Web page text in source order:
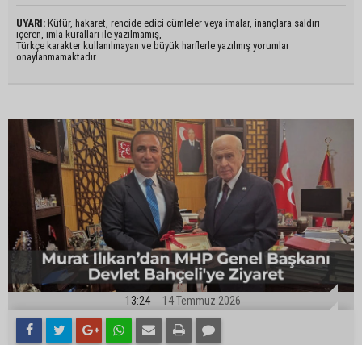
UYARI: Küfür, hakaret, rencide edici cümleler veya imalar, inançlara saldırı
içeren, imla kuralları ile yazılmamış,
Türkçe karakter kullanılmayan ve büyük harflerle yazılmış yorumlar
onaylanmamaktadır.
13:24 14 Temmuz 2026